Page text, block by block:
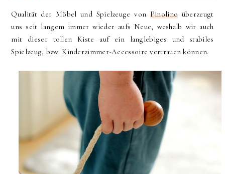
Qualität der Möbel und Spielzeuge von Pinolino überzeugt
uns seit langem immer wieder aufs Neue, weshalb wir auch
mit dieser tollen Kiste auf ein langlebiges und stabiles
Spielzeug, bzw. Kinderzimmer-Accessoire vertrauen können.